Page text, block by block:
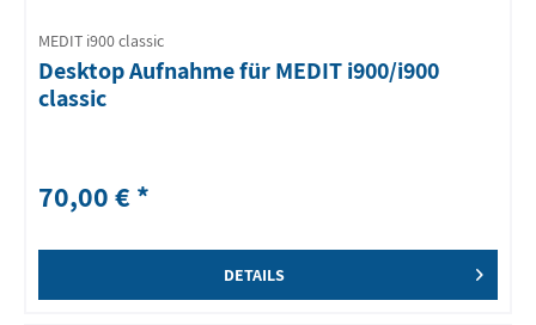
MEDIT i900 classic
Desktop Aufnahme für MEDIT i900/i900
classic
70,00 € *
DETAILS